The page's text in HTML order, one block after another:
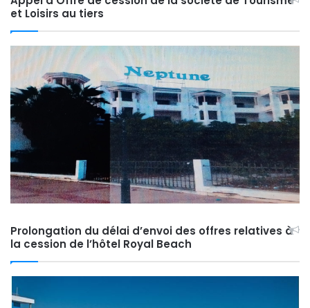
et Loisirs au tiers
Prolongation du délai d’envoi des offres relatives à
la cession de l’hôtel Royal Beach